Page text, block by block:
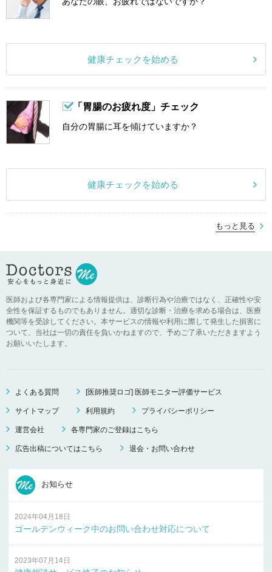
健康チェックを始める
「胃腸のお疲れ度」チェック
自分の胃腸に耳を傾けていますか？
健康チェックを始める
もっと見る
医師および各専門家による情報提供は、診断行為や治療ではなく、正確性や安
全性を保証するものでもありません。適切な診断・治療を求める場合は、医療
機関等を受診してください。本サービスの情報や利用に際して発生した損害に
ついて、当社は一切の責任を負いかねますので、予めご了承いただきますよう
お願いいたします。
よくある質問 [医師推奨ロゴ] 医師モニター評価サービス
サイトマップ 利用規約 プライバシーポリシー
運営会社 各専門家のご登録はこちら
広告出稿についてはこちら 退会・お問い合わせ
お知らせ
2024年04月18日
ゴールデンウィーク中のお問い合わせ対応について
2023年07月14日